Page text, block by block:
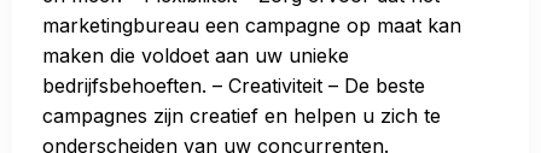
marketingbureau een campagne op maat kan
maken die voldoet aan uw unieke
bedrijfsbehoeften. – Creativiteit – De beste
campagnes zijn creatief en helpen u zich te
onderscheiden van uw concurrenten.